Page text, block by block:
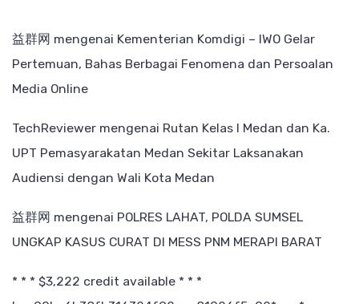
益群网 mengenai Kementerian Komdigi – IWO Gelar
Pertemuan, Bahas Berbagai Fenomena dan Persoalan
Media Online
TechReviewer mengenai Rutan Kelas I Medan dan Ka.
UPT Pemasyarakatan Medan Sekitar Laksanakan
Audiensi dengan Wali Kota Medan
益群网 mengenai POLRES LAHAT, POLDA SUMSEL
UNGKAP KASUS CURAT DI MESS PNM MERAPI BARAT
* * * $3,222 credit available * * *